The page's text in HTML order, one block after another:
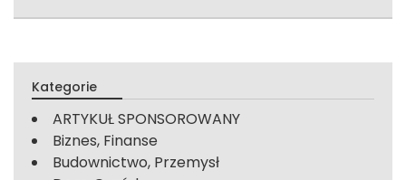
Kategorie
ARTYKUŁ SPONSOROWANY
Biznes, Finanse
Budownictwo, Przemysł